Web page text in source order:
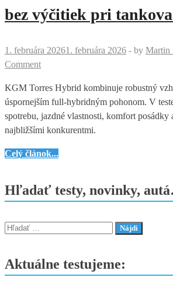
bez výčitiek pri
1. februára 20261. februára 2026 - by Martin
Comment
KGM Torres Hybrid kombinuje robustný
úspornejším full-hybridným pohonom. V
spotrebu, jazdné vlastnosti, komfort posádky
najbližšími konkurentmi.
KGM
–
SUV
bez
pri
Celý článok...
Hľadať testy, novinky,
Hľadať:
Aktuálne testujeme: